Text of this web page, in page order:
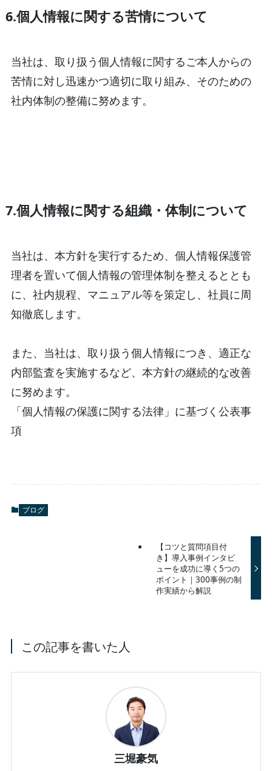
6.個人情報に関する苦情について
当社は、取り扱う個人情報に関するご本人からの
苦情に対し迅速かつ適切に取り組み、そのための
社内体制の整備に努めます。
7.個人情報に関する組織・体制について
当社は、本方針を実行するため、個人情報保護管
理者を置いて個人情報の管理体制を整えるととも
に、社内規程、マニュアル等を策定し、社員に周
知徹底します。
また、当社は、取り扱う個人情報につき、適正な
内部監査を実施するなど、本方針の継続的な改善
に努めます。
「個人情報の保護に関する法律」に基づく公表事
項
ブログ
【コツと質問項目付
き】導入事例インタビ
ューを成功に導く5つの
ポイント｜300事例の制
作実績から解説
この記事を書いた人
三堀豪気